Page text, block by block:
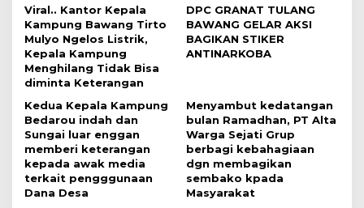
s
Viral.. Kantor Kepala
Kampung Bawang Tirto
Mulyo Ngelos Listrik,
Kepala Kampung
Menghilang Tidak Bisa
diminta Keterangan
DPC GRANAT TULANG
BAWANG GELAR AKSI
BAGIKAN STIKER
ANTINARKOBA
Kedua Kepala Kampung
Bedarou indah dan
Sungai luar enggan
memberi keterangan
kepada awak media
terkait pengggunaan
Dana Desa
Menyambut kedatangan
bulan Ramadhan, PT Alta
Warga Sejati Grup
berbagi kebahagiaan
dgn membagikan
sembako kpada
Masyarakat